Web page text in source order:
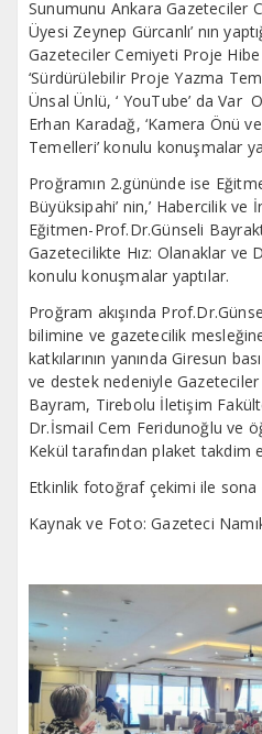
Sunumunu Ankara Gazeteciler
Üyesi Zeynep Gürcanlı’ nın
Gazeteciler Cemiyeti Proje
‘Sürdürülebilir Proje Yazma
Ünsal Ünlü, ‘ YouTube’ da Var
Erhan Karadağ, ‘Kamera Önü
Temelleri’ konulu konuşmalar
Proğramın 2.gününde ise
Büyüksipahi’ nin,’ Habercilik
Eğitmen-Prof.Dr.Günseli
Gazetecilikte Hız: Olanaklar ve
konulu konuşmalar yaptılar.
Proğram akışında
bilimine ve gazetecilik
katkılarının yanında Giresun
ve destek nedeniyle
Bayram, Tirebolu İletişim
Dr.İsmail Cem Feridunoğlu ve
Kekül tarafından plaket takdim
Etkinlik fotoğraf çekimi ile sona
Kaynak ve Foto: Gazeteci